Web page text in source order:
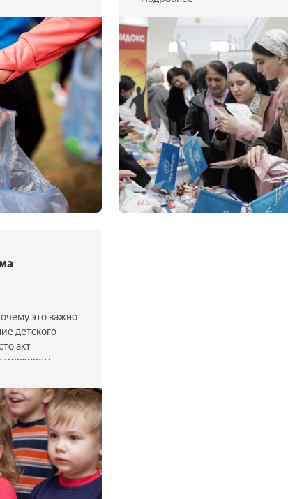
для
среды.
— это вклад в
не только
провести время
…
конференция с международным
под названием «Новые
медицинской науке,
практике». Конференция,
летию университета,
ученых, специалистов и
обсудить современные вызовы
перспективы медицины, а
уникальным опытом и
Оставайтесь на …
Читать далее
это важно
детского
акт
детям,
поддержке.
как именно
без
в детский